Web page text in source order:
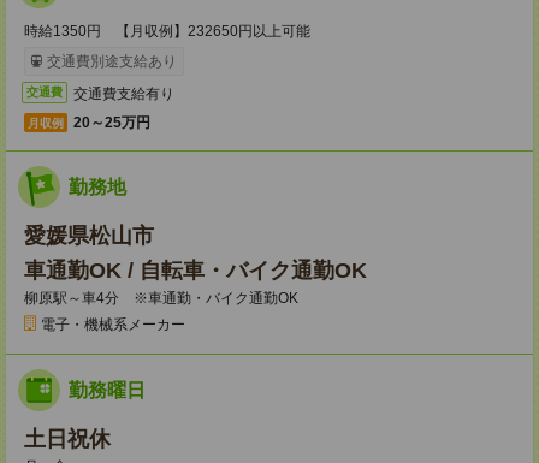
時給1350円 【月収例】232650円以上可能
交通費別途支給あり
交通費 交通費支給有り
月収例 20～25万円
勤務地
愛媛県松山市
車通勤OK / 自転車・バイク通勤OK
柳原駅～車4分 ※車通勤・バイク通勤OK
電子・機械系メーカー
勤務曜日
土日祝休